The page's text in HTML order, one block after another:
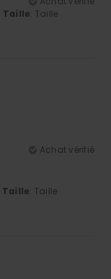
Taille: Taille
Achat vérifié
Taille: Taille